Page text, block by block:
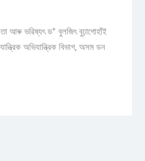
আৰু ভৱিষ্যৎ ড° বুলজিৎ বুঢ়াগোহাঁই
অভিযান্ত্রিক বিভাগ, অসম ডন